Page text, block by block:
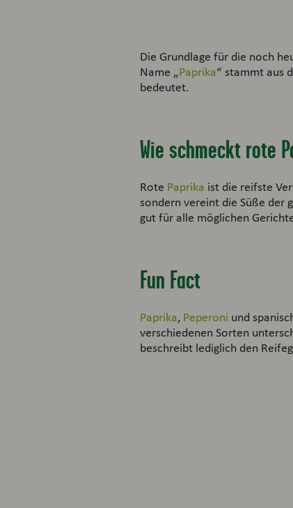
Die Grundlage für die noch
Name „Paprika“ stammt aus
bedeutet.
Wie schmeckt rote
Rote Paprika ist die reifste
sondern vereint die Süße der
gut für alle möglichen
Fun Fact
Paprika, Peperoni und
verschiedenen Sorten
beschreibt lediglich den